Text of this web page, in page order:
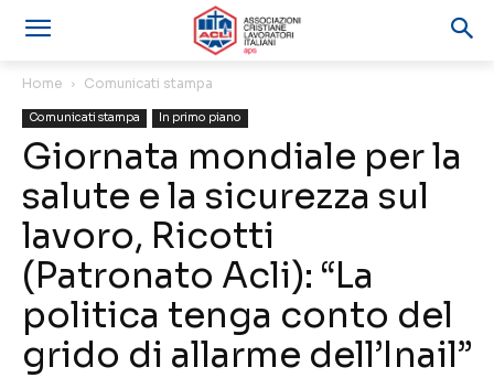
Home Comunicati stampa
Comunicati stampa In primo piano
Giornata mondiale per la
salute e la sicurezza sul
lavoro, Ricotti
(Patronato Acli): “La
politica tenga conto del
grido di allarme dell’Inail”